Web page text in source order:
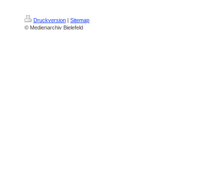
Druckversion
Sitemap
© Medienarchiv Bielefeld